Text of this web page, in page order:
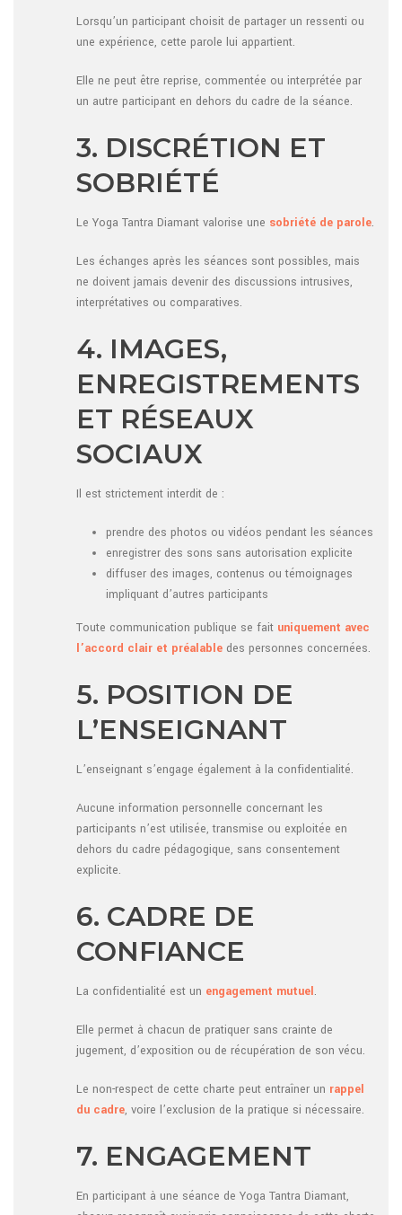
Lorsqu’un participant choisit de partager un ressenti ou
une expérience, cette parole lui appartient.
Elle ne peut être reprise, commentée ou interprétée par
un autre participant en dehors du cadre de la séance.
3. DISCRÉTION ET
SOBRIÉTÉ
Le Yoga Tantra Diamant valorise une sobriété de parole.
Les échanges après les séances sont possibles, mais
ne doivent jamais devenir des discussions intrusives,
interprétatives ou comparatives.
4. IMAGES,
ENREGISTREMENTS
ET RÉSEAUX
SOCIAUX
Il est strictement interdit de :
prendre des photos ou vidéos pendant les séances
enregistrer des sons sans autorisation explicite
diffuser des images, contenus ou témoignages
impliquant d’autres participants
Toute communication publique se fait uniquement avec
l’accord clair et préalable des personnes concernées.
5. POSITION DE
L’ENSEIGNANT
L’enseignant s’engage également à la confidentialité.
Aucune information personnelle concernant les
participants n’est utilisée, transmise ou exploitée en
dehors du cadre pédagogique, sans consentement
explicite.
6. CADRE DE
CONFIANCE
La confidentialité est un engagement mutuel.
Elle permet à chacun de pratiquer sans crainte de
jugement, d’exposition ou de récupération de son vécu.
Le non-respect de cette charte peut entraîner un rappel
du cadre, voire l’exclusion de la pratique si nécessaire.
7. ENGAGEMENT
En participant à une séance de Yoga Tantra Diamant,